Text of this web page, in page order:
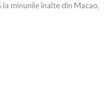
minunile înalte din Macao,